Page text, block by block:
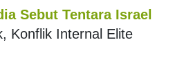
Sebut Tentara Israel
Konflik Internal Elite